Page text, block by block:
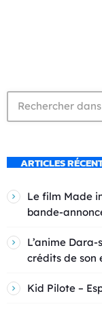
ARTICLES
Le film Made
bande-
L’anime
crédits de son
Kid Pilote –